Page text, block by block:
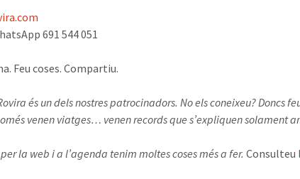
691 544 051
Feu coses. Compartiu.
és un dels nostres patrocinadors. No els coneixeu? Doncs
venen viatges… venen records que s’expliquen solament
la web i a l’agenda tenim moltes coses més a fer. Consulteu